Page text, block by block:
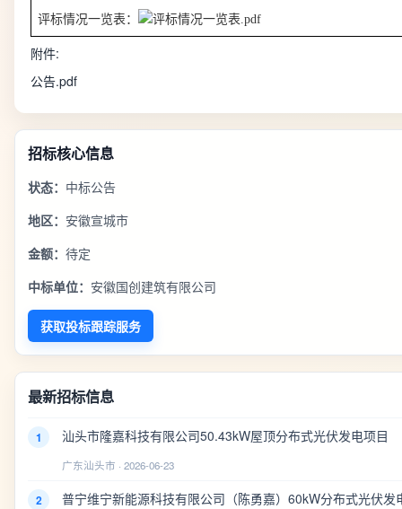
评标情况一览表： 评标情况一览表.pdf
附件:
公告.pdf
招标核心信息
状态： 中标公告
地区： 安徽宣城市
金额： 待定
中标单位： 安徽国创建筑有限公司
获取投标跟踪服务
最新招标信息
1 汕头市隆嘉科技有限公司50.43kW屋顶分布式光伏发电项目
广东汕头市 · 2026-06-23
2 普宁维宁新能源科技有限公司（陈勇嘉）60kW分布式光伏发